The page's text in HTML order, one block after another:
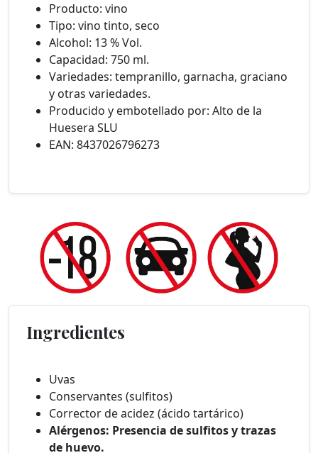
Producto: vino
Tipo: vino tinto, seco
Alcohol: 13 % Vol.
Capacidad: 750 ml.
Variedades: tempranillo, garnacha, graciano
y otras variedades.
Producido y embotellado por: Alto de la
Huesera SLU
EAN: 8437026796273
Ingredientes
Uvas
Conservantes (sulfitos)
Corrector de acidez (ácido tartárico)
Alérgenos: Presencia de sulfitos y trazas
de huevo.